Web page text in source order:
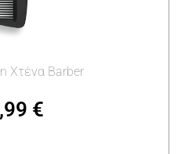
Χτένα Barber
€